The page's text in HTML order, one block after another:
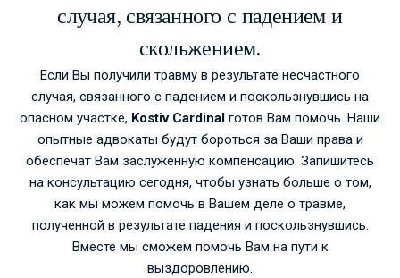
случая, связанного с падением и
скольжением.
Если Вы получили травму в результате несчастного
случая, связанного с падением и поскользнувшись на
опасном участке, Kostiv Cardinal готов Вам помочь. Наши
опытные адвокаты будут бороться за Ваши права и
обеспечат Вам заслуженную компенсацию. Запишитесь
на консультацию сегодня, чтобы узнать больше о том,
как мы можем помочь в Вашем деле о травме,
полученной в результате падения и поскользнувшись.
Вместе мы сможем помочь Вам на пути к
выздоровлению.